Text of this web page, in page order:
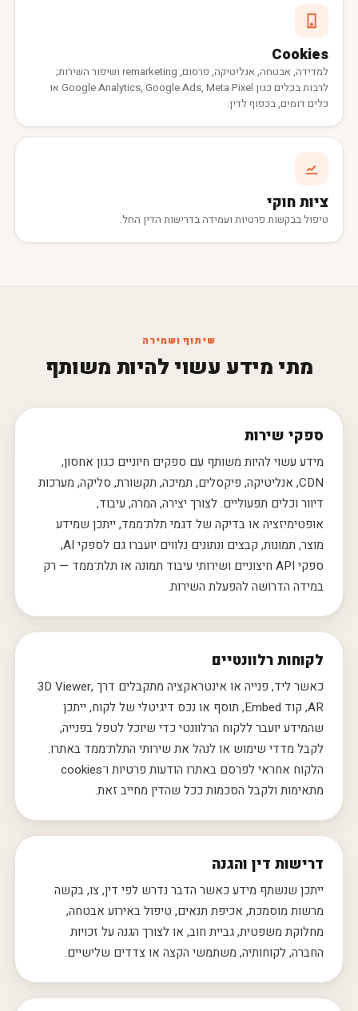
Cookies
למדידה, אבטחה, אנליטיקה, פרסום, remarketing ושיפור השירות;
לרבות בכלים כגון Google Analytics, Google Ads, Meta Pixel או
כלים דומים, בכפוף לדין.
ציות חוקי
טיפול בבקשות פרטיות ועמידה בדרישות הדין החל.
שיתוף ושמירה
מתי מידע עשוי להיות משותף
ספקי שירות
מידע עשוי להיות משותף עם ספקים חיוניים כגון אחסון,
CDN, אנליטיקה, פיקסלים, תמיכה, תקשורת, סליקה, מערכות
דיוור וכלים תפעוליים. לצורך יצירה, המרה, עיבוד,
אופטימיזציה או בדיקה של דגמי תלת־ממד, ייתכן שמידע
מוצר, תמונות, קבצים ונתונים נלווים יועברו גם לספקי AI,
ספקי API חיצוניים ושירותי עיבוד תמונה או תלת־ממד — רק
במידה הדרושה להפעלת השירות.
לקוחות רלוונטיים
כאשר ליד, פנייה או אינטראקציה מתקבלים דרך 3D Viewer,
AR, קוד Embed, תוסף או נכס דיגיטלי של לקוח, ייתכן
שהמידע יועבר ללקוח הרלוונטי כדי שיוכל לטפל בפנייה,
לקבל מדדי שימוש או לנהל את שירותי התלת־ממד באתרו.
הלקוח אחראי לפרסם באתרו הודעות פרטיות ו־cookies
מתאימות ולקבל הסכמות ככל שהדין מחייב זאת.
דרישות דין והגנה
ייתכן שנשתף מידע כאשר הדבר נדרש לפי דין, צו, בקשה
מרשות מוסמכת, אכיפת תנאים, טיפול באירוע אבטחה,
מחלוקת משפטית, גביית חוב, או לצורך הגנה על זכויות
החברה, לקוחותיה, משתמשי הקצה או צדדים שלישיים.